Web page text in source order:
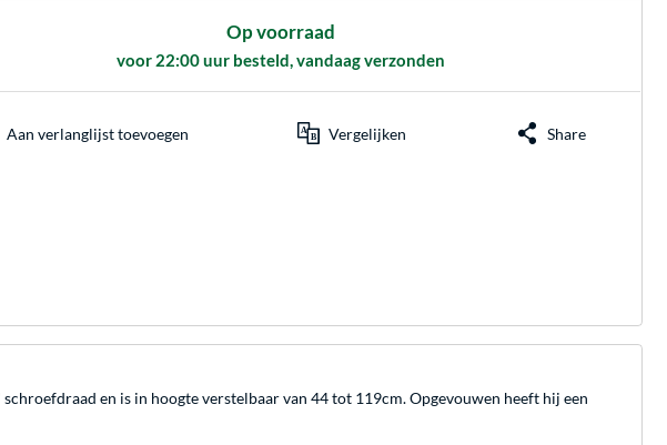
Op voorraad
voor 22:00 uur besteld, vandaag verzonden
Aan verlanglijst toevoegen Vergelijken Share
en is in hoogte verstelbaar van 44 tot 119cm. Opgevouwen heeft hij een